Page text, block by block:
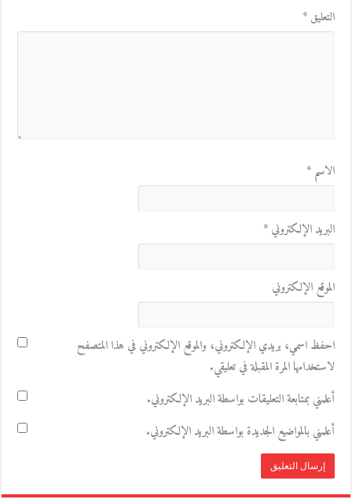
التعليق*
الاسم*
البريد الإلكتروني*
الموقع الإلكتروني
احفظ اسمي، بريدي الإلكتروني، والموقع الإلكتروني في هذا المتصفح
لاستخدامها المرة المقبلة في تعليقي.
أعلمني بمتابعة التعليقات بواسطة البريد الإلكتروني.
أعلمني بالمواضيع الجديدة بواسطة البريد الإلكتروني.